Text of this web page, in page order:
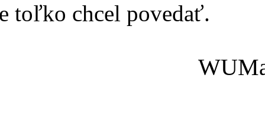
toľko chcel povedať.